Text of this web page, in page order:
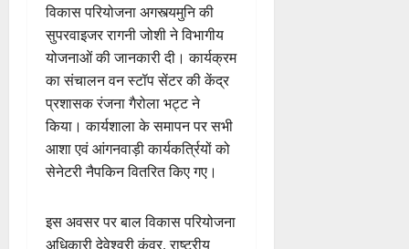
विकास परियोजना अगस्त्यमुनि की
सुपरवाइजर रागनी जोशी ने विभागीय
योजनाओं की जानकारी दी। कार्यक्रम
का संचालन वन स्टॉप सेंटर की केंद्र
प्रशासक रंजना गैरोला भट्ट ने
किया। कार्यशाला के समापन पर सभी
आशा एवं आंगनवाड़ी कार्यकर्त्रियों को
सेनेटरी नैपकिन वितरित किए गए।
इस अवसर पर बाल विकास परियोजना
अधिकारी देवेश्वरी कुंवर, राष्ट्रीय